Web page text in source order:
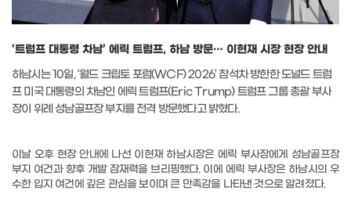
‘트럼프 대통령 차남’ 에릭 트럼프, 하남 방문… 이현재 시장 현장 안내
하남시는10일, ‘월드 크립토 포럼(WCF) 2026’참석차 방한한 도널드 트럼
프 미국 대통령의 차남인 에릭 트럼프(Eric Trump)트럼프 그룹 총괄 부사
장이 위례 성남골프장 부지를 전격 방문했다고 밝혔다.
이날 오후 현장 안내에 나선 이현재 하남시장은 에릭 부사장에게 성남골프장
부지 여건과 향후 개발 잠재력을 브리핑했다. 이에 에릭 부사장은 하남시의 우
수한 입지 여건에 깊은 관심을 보이며 큰 만족감을 나타낸 것으로 알려졌다.